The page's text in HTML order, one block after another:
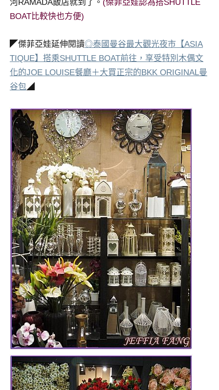
河RAMADA飯店就到了。 (傑菲亞娃認為搭SHUTTLE
BOAT比較快也方便)
◤傑菲亞娃延伸閱讀◎泰國曼谷最大觀光夜市【ASIA
TIQUE】搭乘SHUTTLE BOAT前往，享受特別木偶文
化的JOE LOUISE餐廳＋大買正宗的BKK ORIGINAL曼
谷包◢